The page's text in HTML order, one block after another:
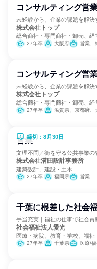
コンサルティング営
未経験から、企業の課題を解決
株式会社トップ
総合商社・専門商社・卸売、経
27年卒 大阪府 営業、
コンサルティング営
未経験から、企業の課題を解決
株式会社トップ
総合商社・専門商社・卸売、経
27年卒 滋賀県、京都府、大
締切：8月30日
営業
文理不問／街を守る公共事業の
株式会社溝田設計事務所
建築設計、建設・土木
27年卒 福岡県 営業
千葉に根差した社会
手当充実｜福祉の仕事で社会貢
社会福祉法人愛光
医療・病院、教育・学校、福
27年卒 千葉県 医療/